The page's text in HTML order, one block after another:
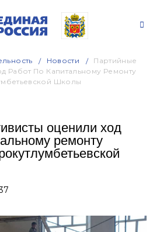
Новости
Партийные
Работ По Капитальному Ремонту
Школы
оценили ход
ремонту